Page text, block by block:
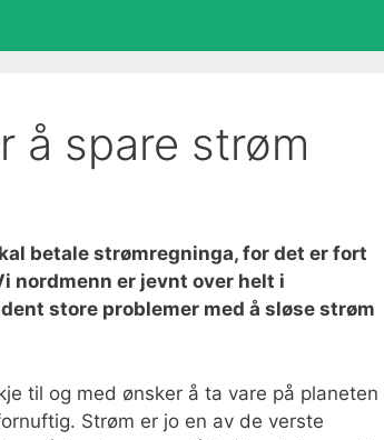
å spare strøm
betale strømregninga, for det er fort
nordmenn er jevnt over helt i
store problemer med å sløse strøm
til og med ønsker å ta vare på planeten
Strøm er jo en av de verste